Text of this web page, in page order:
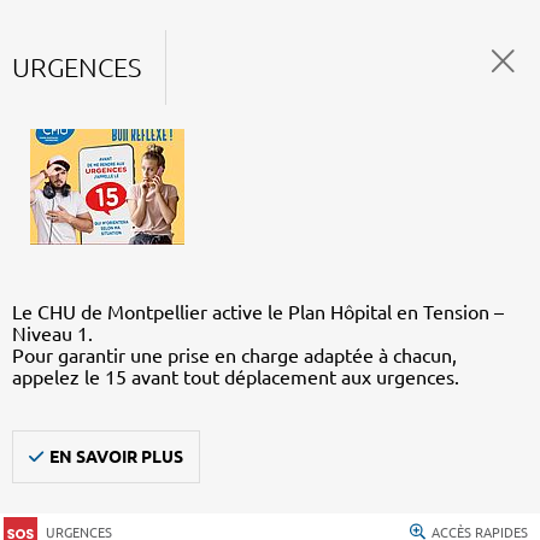
URGENCES
Le CHU de Montpellier active le Plan Hôpital en Tension –
Niveau 1.
Pour garantir une prise en charge adaptée à chacun,
appelez le 15 avant tout déplacement aux urgences.
EN SAVOIR PLUS
URGENCES ACCÈS RAPIDES